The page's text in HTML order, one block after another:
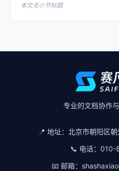
本文无小节标题
专业的文档协作
📍 地址： 北京市朝阳区
📞 电话： 010-
📧 邮箱：